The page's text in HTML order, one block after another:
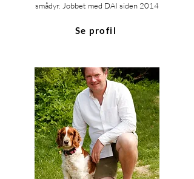
smådyr. Jobbet med DAI siden 2014
Se profil